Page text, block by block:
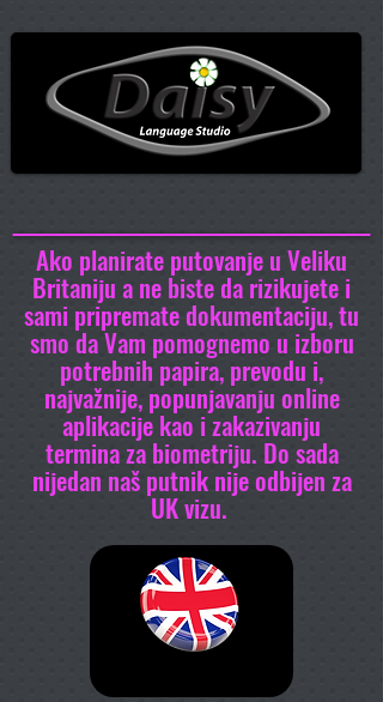
Ako planirate putovanje u Veliku
Britaniju a ne biste da rizikujete i
sami pripremate dokumentaciju, tu
smo da Vam pomognemo u izboru
potrebnih papira, prevodu i,
najvažnije, popunjavanju online
aplikacije kao i zakazivanju
termina za biometriju. Do sada
nijedan naš putnik nije odbijen za
UK vizu.